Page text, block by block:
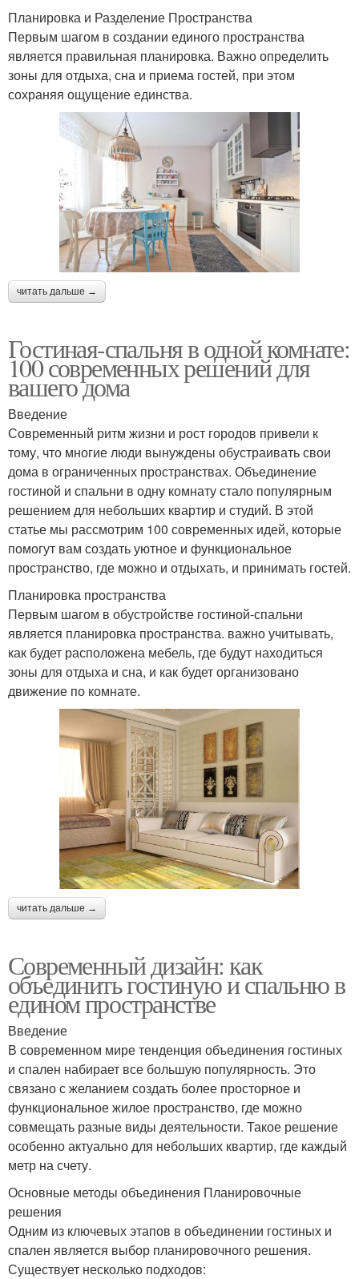
Планировка и Разделение Пространства
Первым шагом в создании единого пространства
является правильная планировка. Важно определить
зоны для отдыха, сна и приема гостей, при этом
сохраняя ощущение единства.
читать дальше →
Гостиная-спальня в одной комнате:
100 современных решений для
вашего дома
Введение
Современный ритм жизни и рост городов привели к
тому, что многие люди вынуждены обустраивать свои
дома в ограниченных пространствах. Объединение
гостиной и спальни в одну комнату стало популярным
решением для небольших квартир и студий. В этой
статье мы рассмотрим 100 современных идей, которые
помогут вам создать уютное и функциональное
пространство, где можно и отдыхать, и принимать гостей.
Планировка пространства
Первым шагом в обустройстве гостиной-спальни
является планировка пространства. важно учитывать,
как будет расположена мебель, где будут находиться
зоны для отдыха и сна, и как будет организовано
движение по комнате.
читать дальше →
Современный дизайн: как
объединить гостиную и спальню в
едином пространстве
Введение
В современном мире тенденция объединения гостиных
и спален набирает все большую популярность. Это
связано с желанием создать более просторное и
функциональное жилое пространство, где можно
совмещать разные виды деятельности. Такое решение
особенно актуально для небольших квартир, где каждый
метр на счету.
Основные методы объединения Планировочные
решения
Одним из ключевых этапов в объединении гостиных и
спален является выбор планировочного решения.
Существует несколько подходов: